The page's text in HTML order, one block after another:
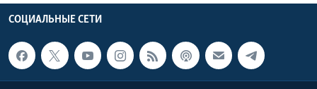
СОЦИАЛЬНЫЕ СЕТИ